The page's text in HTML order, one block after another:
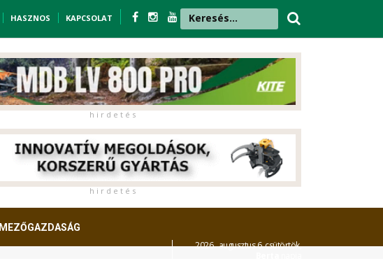
HASZNOS KAPCSOLAT
h i r d e t é s
h i r d e t é s
MEZŐGAZDASÁG
2026. augusztus 6. csütörtök,